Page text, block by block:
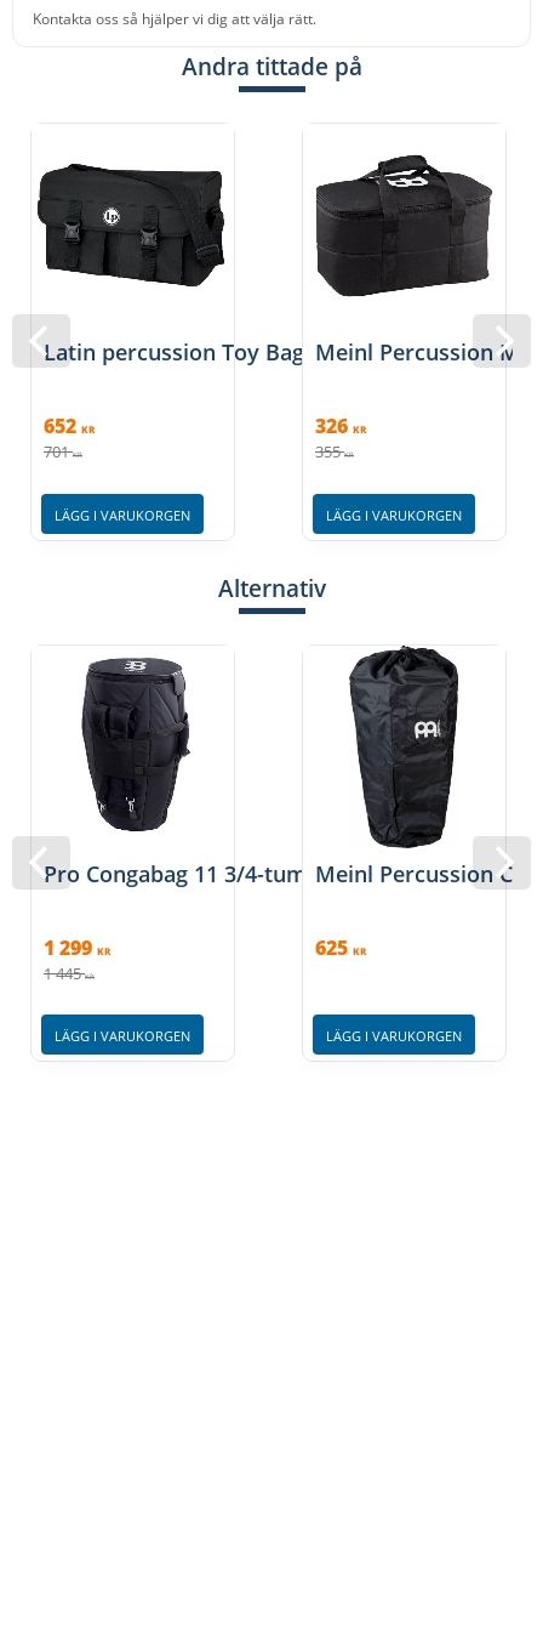
Kontakta oss så hjälper vi dig att välja rätt.
Andra tittade på
Latin percussion Toy Bag
652 KR
701 KR
LÄGG I VARUKORGEN
Meinl Percussion
326 KR
355 KR
LÄGG I VARUKORGEN
Alternativ
Pro Congabag 11 3/4-tum
1 299 KR
1 445 KR
LÄGG I VARUKORGEN
Meinl Percussion
625 KR
LÄGG I VARUKORGEN